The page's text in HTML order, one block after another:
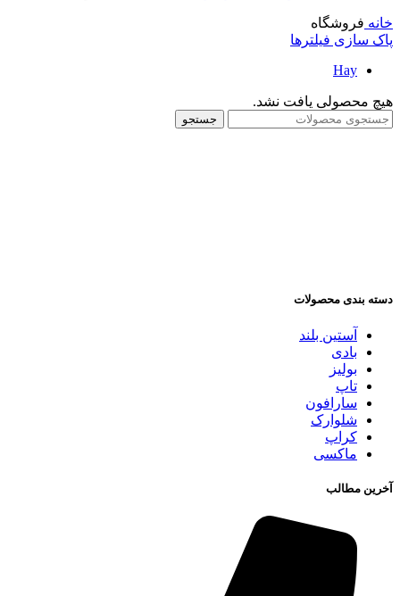
خانه فروشگاه
پاک سازی فیلترها
Hay
هیچ محصولی یافت نشد.
جستجو
دسته بندی محصولات
آستین بلند
بادی
بولیز
تاپ
سارافون
شلوارک
کراپ
ماکسی
آخرین مطالب